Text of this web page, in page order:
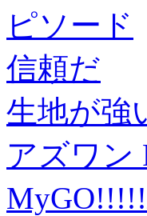
ピソード
信頼だ
生地が強
アズワン